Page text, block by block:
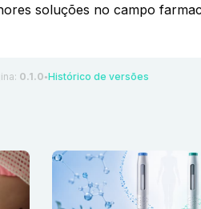
soluções no campo
0.1.0 ●Histórico de versões